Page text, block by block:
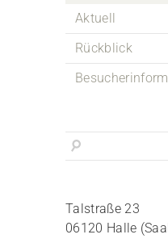
Aktuell
Rückblick
Talstraße 23
06120 Halle